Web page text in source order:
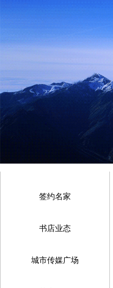
签约名家
书店业态
城市传媒广场